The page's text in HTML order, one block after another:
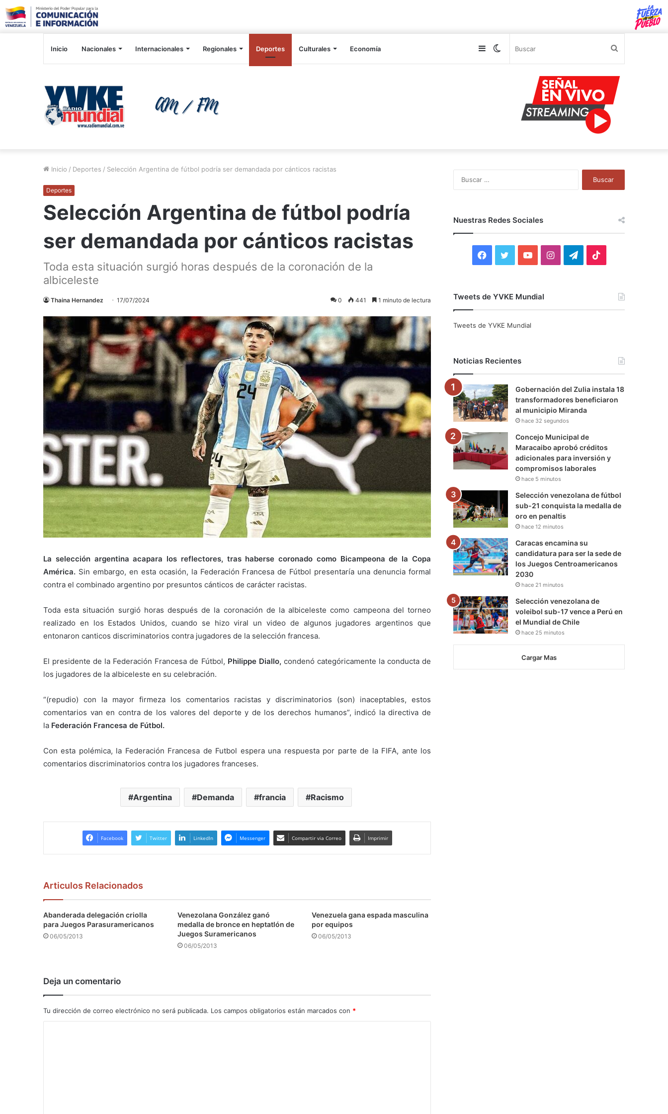
Inicio Nacionales Internacionales Regionales Deportes Culturales Economía Switch
Sidebar
Inicio / Deportes / Selección Argentina de fútbol podría ser demandada por cánticos racistas
Deportes
Selección Argentina de fútbol podría
ser demandada por cánticos racistas
Toda esta situación surgió horas después de la coronación de la
albiceleste
Thaina Hernandez 17/07/2024 0 441 1 minuto de lectura
La selección argentina acapara los reflectores, tras haberse coronado como Bicampeona de la Copa
América. Sin embargo, en esta ocasión, la Federación Francesa de Fútbol presentaría una denuncia formal
contra el combinado argentino por presuntos cánticos de carácter racistas.
Toda esta situación surgió horas después de la coronación de la albiceleste como campeona del torneo
realizado en los Estados Unidos, cuando se hizo viral un video de algunos jugadores argentinos que
entonaron canticos discriminatorios contra jugadores de la selección francesa.
El presidente de la Federación Francesa de Fútbol, Philippe Diallo, condenó categóricamente la conducta de
los jugadores de la albiceleste en su celebración.
“(repudio) con la mayor firmeza los comentarios racistas y discriminatorios (son) inaceptables, estos
comentarios van en contra de los valores del deporte y de los derechos humanos”, indicó la directiva de
la Federación Francesa de Fútbol.
Con esta polémica, la Federación Francesa de Futbol espera una respuesta por parte de la FIFA, ante los
comentarios discriminatorios contra los jugadores franceses.
Argentina Demanda francia Racismo
Facebook Twitter LinkedIn Messenger Compartir via Correo Imprimir
Articulos Relacionados
Abanderada delegación criolla
para Juegos Parasuramericanos
06/05/2013
Venezolana González ganó
medalla de bronce en heptatlón de
Juegos Suramericanos
06/05/2013
Venezuela gana espada masculina
por equipos
06/05/2013
Deja un comentario
Tu dirección de correo electrónico no será publicada. Los campos obligatorios están marcados con *
Nuestras Redes Sociales
F
c
o
k
i
r
Y
u
e
I
r
a
m
T
a
m
Tweets de YVKE Mundial
Tweets de YVKE Mundial
Noticias Recientes
Gobernación del Zulia instala 18
transformadores beneficiaron
al municipio Miranda
hace 32 segundos
Concejo Municipal de
Maracaibo aprobó créditos
adicionales para inversión y
compromisos laborales
hace 5 minutos
Selección venezolana de fútbol
sub-21 conquista la medalla de
oro en penaltis
hace 12 minutos
Caracas encamina su
candidatura para ser la sede de
los Juegos Centroamericanos
2030
hace 21 minutos
Selección venezolana de
voleibol sub-17 vence a Perú en
el Mundial de Chile
hace 25 minutos
Cargar Mas